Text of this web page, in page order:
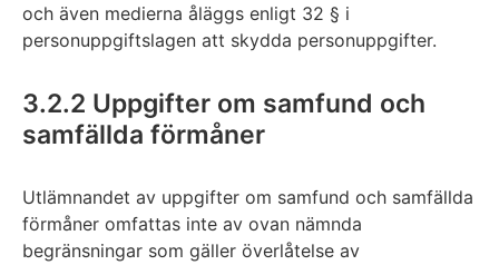
och även medierna åläggs enligt 32 § i
personuppgiftslagen att skydda personuppgifter.
3.2.2 Uppgifter om samfund och
samfällda förmåner
Utlämnandet av uppgifter om samfund och samfällda
förmåner omfattas inte av ovan nämnda
begränsningar som gäller överlåtelse av